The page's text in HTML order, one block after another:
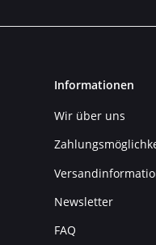
Informationen
Wir über uns
Newsletter
FAQ